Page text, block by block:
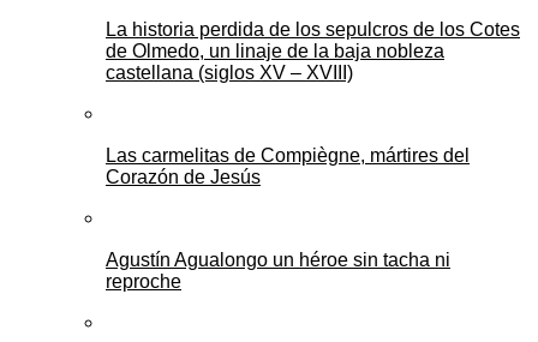
La historia perdida de los sepulcros de los Cotes
de Olmedo, un linaje de la baja nobleza
castellana (siglos XV – XVIII)
Las carmelitas de Compiègne, mártires del
Corazón de Jesús
Agustín Agualongo un héroe sin tacha ni
reproche